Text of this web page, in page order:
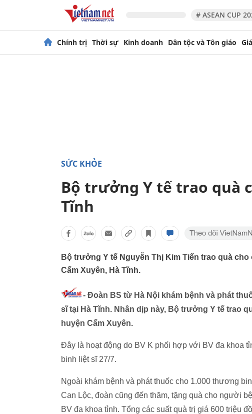
# ASEAN CUP
Chính trị Thời sự Kinh doanh Dân tộc và Tôn giáo
SỨC KHỎE
Bộ trưởng Y tế trao quà
Tĩnh
Bộ trưởng Y tế Nguyễn Thị Kim Tiến trao quà
Cẩm Xuyên, Hà Tĩnh.
- Đoàn BS từ Hà Nội khám bệnh và phát
sĩ tại Hà Tĩnh. Nhân dịp này, Bộ trưởng Y tế trao
huyện Cẩm Xuyên.
Đây là hoạt động do BV K phối hợp với BV đa khoa
binh liệt sĩ 27/7.
Ngoài khám bệnh và phát thuốc cho 1.000 thương
Can Lộc, đoàn cũng đến thăm, tặng quà cho người
BV đa khoa tỉnh. Tổng các suất quà trị giá 600 triệu